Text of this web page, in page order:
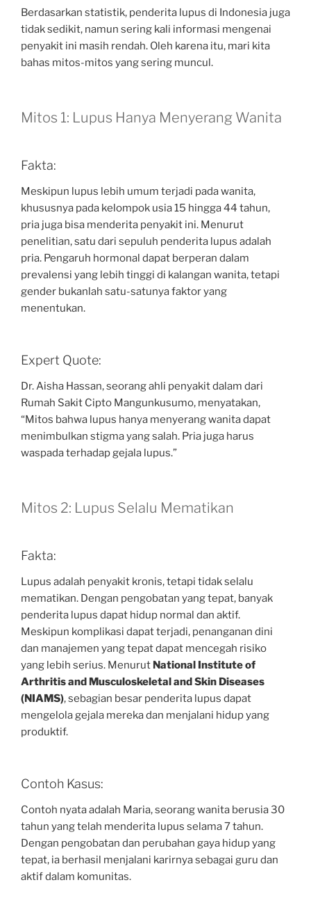
Berdasarkan statistik, penderita lupus di Indonesia juga
tidak sedikit, namun sering kali informasi mengenai
penyakit ini masih rendah. Oleh karena itu, mari kita
bahas mitos-mitos yang sering muncul.
Mitos 1: Lupus Hanya Menyerang Wanita
Fakta:
Meskipun lupus lebih umum terjadi pada wanita,
khususnya pada kelompok usia 15 hingga 44 tahun,
pria juga bisa menderita penyakit ini. Menurut
penelitian, satu dari sepuluh penderita lupus adalah
pria. Pengaruh hormonal dapat berperan dalam
prevalensi yang lebih tinggi di kalangan wanita, tetapi
gender bukanlah satu-satunya faktor yang
menentukan.
Expert Quote:
Dr. Aisha Hassan, seorang ahli penyakit dalam dari
Rumah Sakit Cipto Mangunkusumo, menyatakan,
“Mitos bahwa lupus hanya menyerang wanita dapat
menimbulkan stigma yang salah. Pria juga harus
waspada terhadap gejala lupus.”
Mitos 2: Lupus Selalu Mematikan
Fakta:
Lupus adalah penyakit kronis, tetapi tidak selalu
mematikan. Dengan pengobatan yang tepat, banyak
penderita lupus dapat hidup normal dan aktif.
Meskipun komplikasi dapat terjadi, penanganan dini
dan manajemen yang tepat dapat mencegah risiko
yang lebih serius. Menurut National Institute of
Arthritis and Musculoskeletal and Skin Diseases
(NIAMS), sebagian besar penderita lupus dapat
mengelola gejala mereka dan menjalani hidup yang
produktif.
Contoh Kasus:
Contoh nyata adalah Maria, seorang wanita berusia 30
tahun yang telah menderita lupus selama 7 tahun.
Dengan pengobatan dan perubahan gaya hidup yang
tepat, ia berhasil menjalani karirnya sebagai guru dan
aktif dalam komunitas.